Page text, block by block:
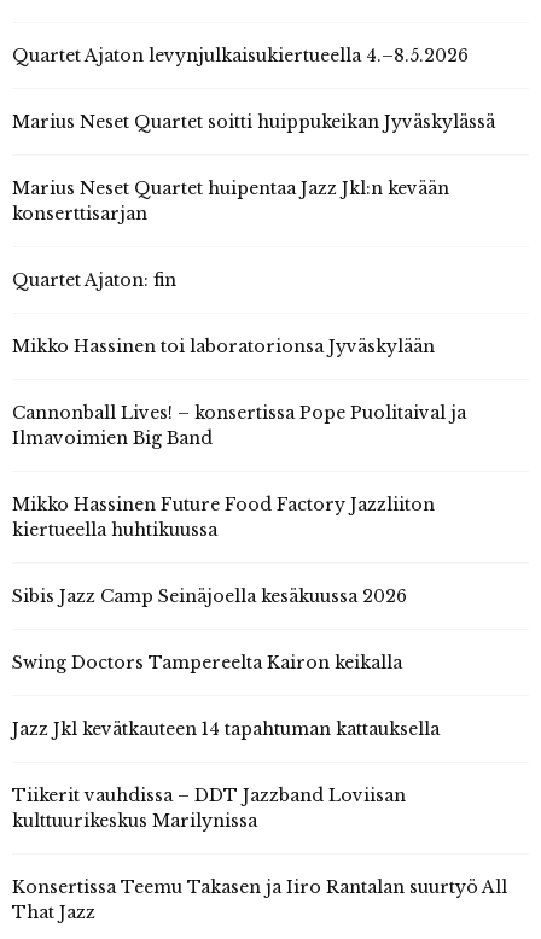
Quartet Ajaton levynjulkaisukiertueella 4.–8.5.2026
Marius Neset Quartet soitti huippukeikan Jyväskylässä
Marius Neset Quartet huipentaa Jazz Jkl:n kevään
konserttisarjan
Quartet Ajaton: fin
Mikko Hassinen toi laboratorionsa Jyväskylään
Cannonball Lives! – konsertissa Pope Puolitaival ja
Ilmavoimien Big Band
Mikko Hassinen Future Food Factory Jazzliiton
kiertueella huhtikuussa
Sibis Jazz Camp Seinäjoella kesäkuussa 2026
Swing Doctors Tampereelta Kairon keikalla
Jazz Jkl kevätkauteen 14 tapahtuman kattauksella
Tiikerit vauhdissa – DDT Jazzband Loviisan
kulttuurikeskus Marilynissa
Konsertissa Teemu Takasen ja Iiro Rantalan suurtyö All
That Jazz